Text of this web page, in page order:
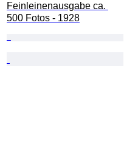
Feinleinenausgabe ca.
500 Fotos - 1928